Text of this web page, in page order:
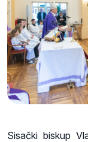
Sisački biskup